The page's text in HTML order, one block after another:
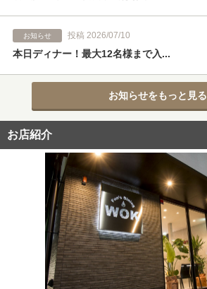
お知らせ 投稿 2026/07/10
本日ディナー！最大12名様まで入...
お知らせをもっと見る
お店紹介